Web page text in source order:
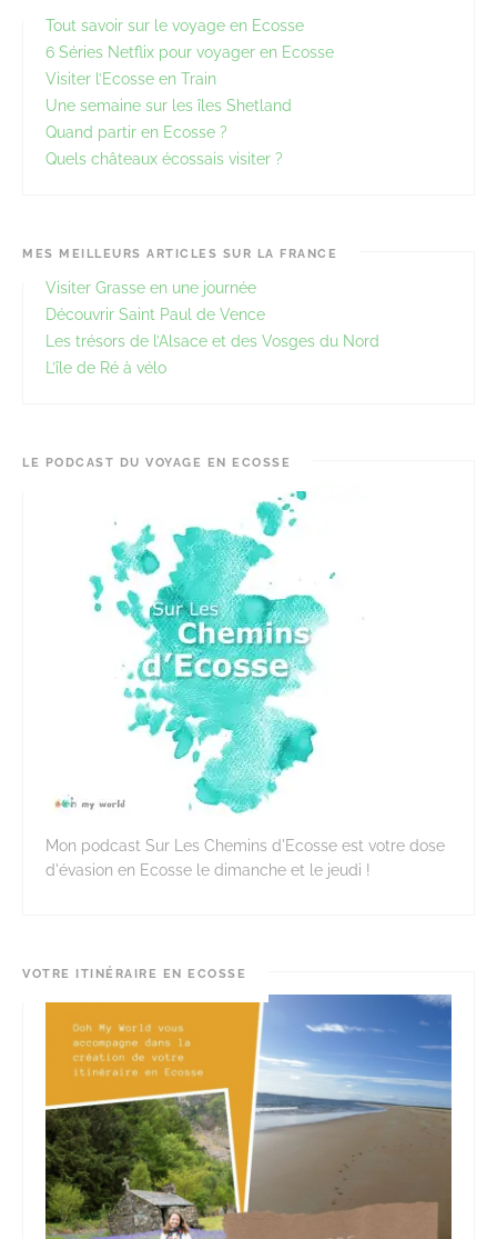
Tout savoir sur le voyage en Ecosse
6 Séries Netflix pour voyager en Ecosse
Visiter l’Ecosse en Train
Une semaine sur les îles Shetland
Quand partir en Ecosse ?
Quels châteaux écossais visiter ?
MES MEILLEURS ARTICLES SUR LA FRANCE
Visiter Grasse en une journée
Découvrir Saint Paul de Vence
Les trésors de l’Alsace et des Vosges du Nord
L’île de Ré à vélo
LE PODCAST DU VOYAGE EN ECOSSE
Mon podcast Sur Les Chemins d'Ecosse est votre dose
d'évasion en Ecosse le dimanche et le jeudi !
VOTRE ITINÉRAIRE EN ECOSSE